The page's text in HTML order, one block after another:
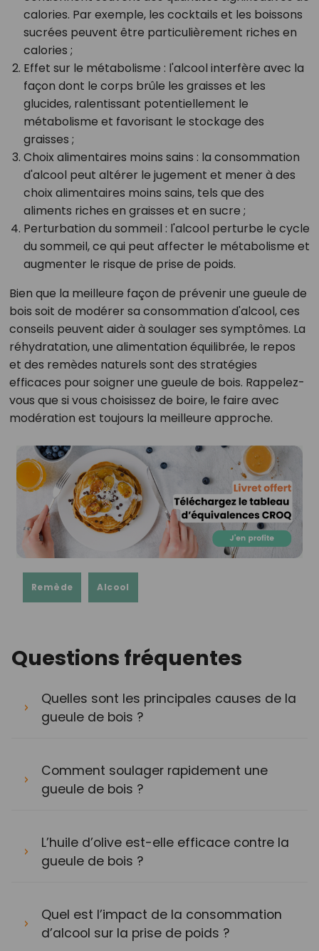
calories. Par exemple, les cocktails et les boissons
sucrées peuvent être particulièrement riches en
calories ;
Effet sur le métabolisme : l'alcool interfère avec la
façon dont le corps brûle les graisses et les
glucides, ralentissant potentiellement le
métabolisme et favorisant le stockage des
graisses ;
Choix alimentaires moins sains : la consommation
d'alcool peut altérer le jugement et mener à des
choix alimentaires moins sains, tels que des
aliments riches en graisses et en sucre ;
Perturbation du sommeil : l'alcool perturbe le cycle
du sommeil, ce qui peut affecter le métabolisme et
augmenter le risque de prise de poids.
Bien que la meilleure façon de prévenir une gueule de
bois soit de modérer sa consommation d'alcool, ces
conseils peuvent aider à soulager ses symptômes. La
réhydratation, une alimentation équilibrée, le repos
et des remèdes naturels sont des stratégies
efficaces pour soigner une gueule de bois. Rappelez-
vous que si vous choisissez de boire, le faire avec
modération est toujours la meilleure approche.
Remède Alcool
Questions fréquentes
Quelles sont les principales causes de la
gueule de bois ?
Comment soulager rapidement une
gueule de bois ?
L’huile d’olive est-elle efficace contre la
gueule de bois ?
Quel est l’impact de la consommation
d’alcool sur la prise de poids ?